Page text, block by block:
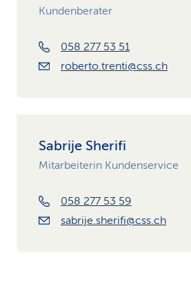
Kundenberater
058 277 53 51
roberto.trenti@css.ch
Sabrije Sherifi
Mitarbeiterin Kundenservice
058 277 53 59
sabrije.sherifi@css.ch